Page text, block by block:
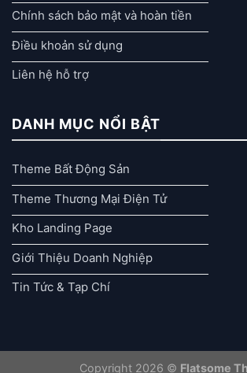
Chính sách bảo mật và hoàn tiền
Điều khoản sử dụng
Liên hệ hỗ trợ
DANH MỤC NỔI BẬT
Theme Bất Động Sản
Theme Thương Mại Điện Tử
Kho Landing Page
Giới Thiệu Doanh Nghiệp
Tin Tức & Tạp Chí
Copyright 2026 © Flatsome